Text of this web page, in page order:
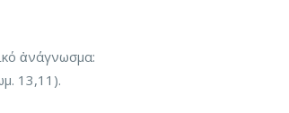
ἀνάγνωσμα:
13,11).